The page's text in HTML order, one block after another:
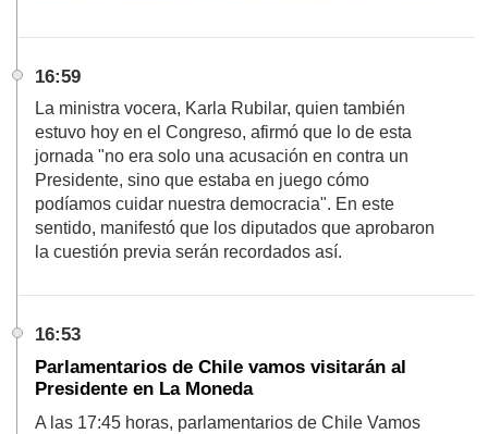
16:59
La ministra vocera, Karla Rubilar, quien también
estuvo hoy en el Congreso, afirmó que lo de esta
jornada "no era solo una acusación en contra un
Presidente, sino que estaba en juego cómo
podíamos cuidar nuestra democracia". En este
sentido, manifestó que los diputados que aprobaron
la cuestión previa serán recordados así.
16:53
Parlamentarios de Chile vamos visitarán al
Presidente en La Moneda
A las 17:45 horas, parlamentarios de Chile Vamos